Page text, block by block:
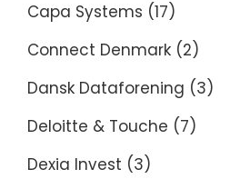
Capa Systems (17)
Connect Denmark (2)
Dansk Dataforening (3)
Deloitte & Touche (7)
Dexia Invest (3)